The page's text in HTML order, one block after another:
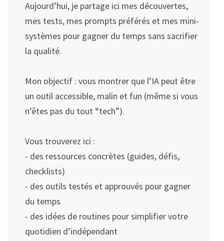
Aujourd’hui, je partage ici mes découvertes,
mes tests, mes prompts préférés et mes mini-
systèmes pour gagner du temps sans sacrifier
la qualité.
Mon objectif : vous montrer que l’IA peut être
un outil accessible, malin et fun (même si vous
n’êtes pas du tout “tech”).
Vous trouverez ici :
- des ressources concrètes (guides, défis,
checklists)
- des outils testés et approuvés pour gagner
du temps
- des idées de routines pour simplifier votre
quotidien d’indépendant